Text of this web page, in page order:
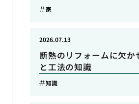
家
断熱のリフォームに欠か
と工法の知識
2026.07.13
知識